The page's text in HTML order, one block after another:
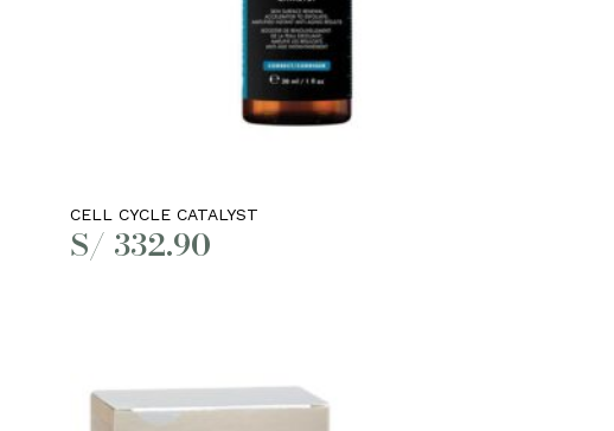
Añadir al carrito
CELL CYCLE CATALYST
S/ 332.90